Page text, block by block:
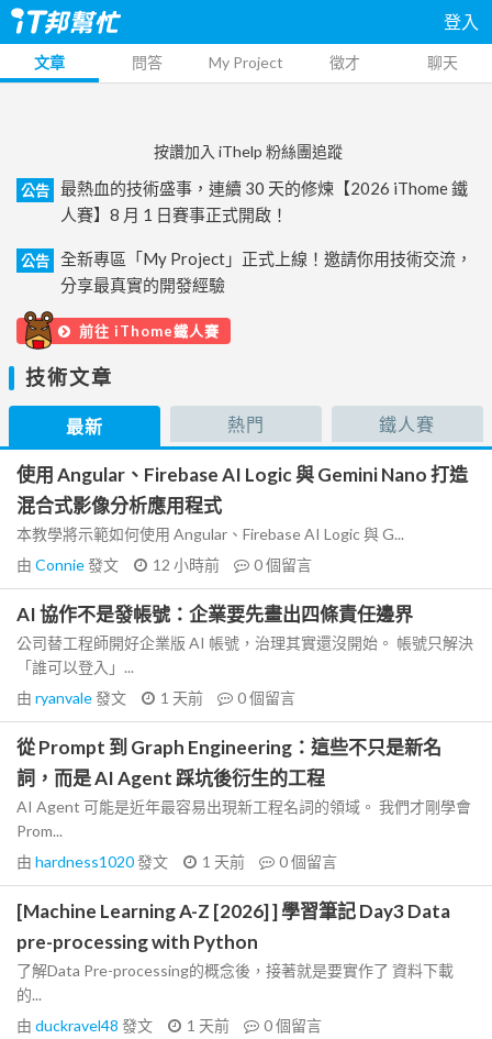
登入
文章 問答 My Project 徵才 聊天
按讚加入 iThelp 粉絲團追蹤
公告
最熱血的技術盛事，連續 30 天的修煉【2026 iThome 鐵
人賽】8 月 1 日賽事正式開啟！
公告
全新專區「My Project」正式上線！邀請你用技術交流，
分享最真實的開發經驗
前往 iThome鐵人賽
技術文章
最新 熱門 鐵人賽
使用 Angular、Firebase AI Logic 與 Gemini Nano 打造
混合式影像分析應用程式
本教學將示範如何使用 Angular、Firebase AI Logic 與 G...
由 Connie發文 12 小時前 0個留言
AI 協作不是發帳號：企業要先畫出四條責任邊界
公司替工程師開好企業版 AI 帳號，治理其實還沒開始。 帳號只解決
「誰可以登入」...
由 ryanvale發文 1 天前 0個留言
從 Prompt 到 Graph Engineering：這些不只是新名
詞，而是 AI Agent 踩坑後衍生的工程
AI Agent 可能是近年最容易出現新工程名詞的領域。 我們才剛學會
Prom...
由 hardness1020發文 1 天前 0個留言
[Machine Learning A-Z [2026] ] 學習筆記 Day3 Data
pre-processing with Python
了解Data Pre-processing的概念後，接著就是要實作了 資料下載
的...
由 duckravel48 發文 1 天前 0個留言